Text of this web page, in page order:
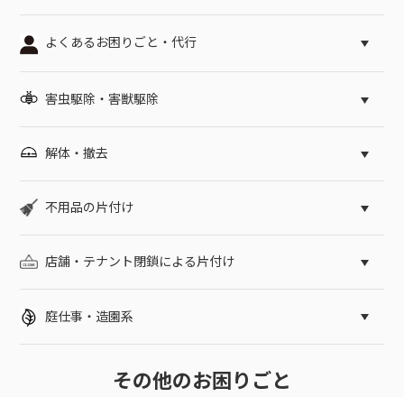
よくあるお困りごと・代行
害虫駆除・害獣駆除
解体・撤去
不用品の片付け
店舗・テナント閉鎖による片付け
庭仕事・造園系
その他のお困りごと